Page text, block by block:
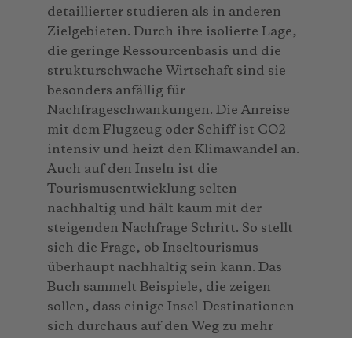
detaillierter studieren als in anderen
Zielgebieten. Durch ihre isolierte Lage,
die geringe Ressourcenbasis und die
strukturschwache Wirtschaft sind sie
besonders anfällig für
Nachfrageschwankungen. Die Anreise
mit dem Flugzeug oder Schiff ist CO2-
intensiv und heizt den Klimawandel an.
Auch auf den Inseln ist die
Tourismusentwicklung selten
nachhaltig und hält kaum mit der
steigenden Nachfrage Schritt. So stellt
sich die Frage, ob Inseltourismus
überhaupt nachhaltig sein kann. Das
Buch sammelt Beispiele, die zeigen
sollen, dass einige Insel-Destinationen
sich durchaus auf den Weg zu mehr